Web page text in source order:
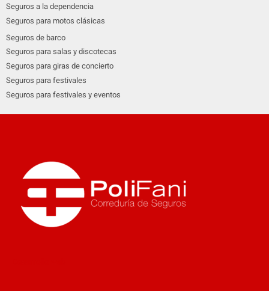
Seguros a la dependencia
Seguros para motos clásicas
Seguros de barco
Seguros para salas y discotecas
Seguros para giras de concierto
Seguros para festivales
Seguros para festivales y eventos